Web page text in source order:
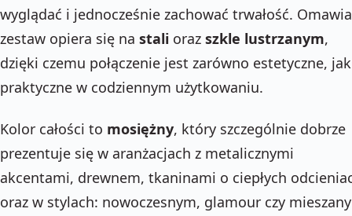
wyglądać i jednocześnie zachować trwałość.
zestaw opiera się na stali oraz szkle lustrzanym,
dzięki czemu połączenie jest zarówno estetyczne,
praktyczne w codziennym użytkowaniu.
Kolor całości to mosiężny, który szczególnie dobrze
prezentuje się w aranżacjach z metalicznymi
akcentami, drewnem, tkaninami o ciepłych
oraz w stylach: nowoczesnym, glamour czy